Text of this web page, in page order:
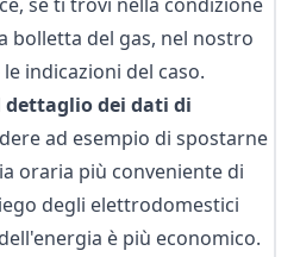
bolletta del gas, nel nostro
indicazioni del caso.
dettaglio dei dati di
ad esempio di spostarne
oraria più conveniente di
degli elettrodomestici
è più economico.